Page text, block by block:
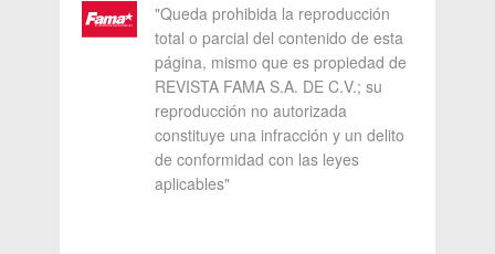
"Queda prohibida la reproducción
total o parcial del contenido de esta
página, mismo que es propiedad de
REVISTA FAMA S.A. DE C.V.; su
reproducción no autorizada
constituye una infracción y un delito
de conformidad con las leyes
aplicables"